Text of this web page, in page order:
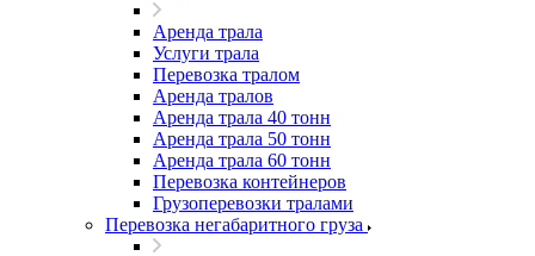
Аренда трала
Услуги трала
Перевозка тралом
Аренда тралов
Аренда трала 40 тонн
Аренда трала 50 тонн
Аренда трала 60 тонн
Перевозка контейнеров
Грузоперевозки тралами
Перевозка негабаритного груза